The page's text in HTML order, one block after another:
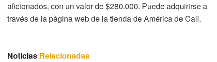
aficionados, con un valor de $280.000. Puede adquirirse a
través de la página web de la tienda de América de Cali.
Noticias Relacionadas